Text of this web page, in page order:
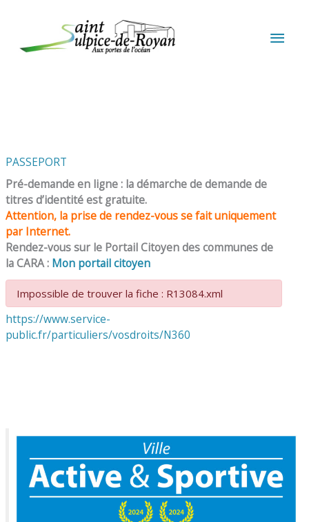
PASSEPORT
Pré-demande en ligne : la démarche de demande de
titres d’identité est gratuite.
Attention, la prise de rendez-vous se fait uniquement
par Internet.
Rendez-vous sur le Portail Citoyen des communes de
la CARA : Mon portail citoyen
Impossible de trouver la fiche : R13084.xml
https://www.service-
public.fr/particuliers/vosdroits/N360